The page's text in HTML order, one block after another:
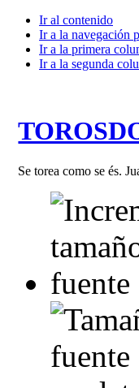
Ir al contenido
Ir a la navegación
Ir a la primera
Ir a la segunda
Se torea como se és.